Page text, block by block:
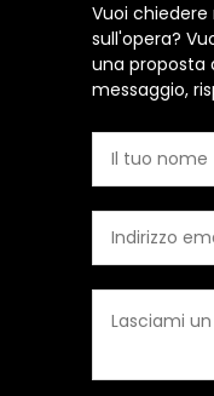
Vuoi
sull'opera?
una proposta
messaggio,